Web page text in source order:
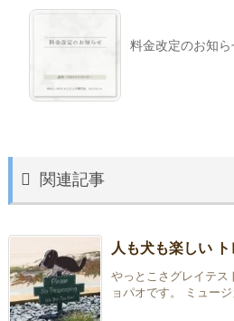
料金改定のお知ら
 関連記事
人も犬も楽しい
やっとこさグレイテス
ョパオです。 ミュー